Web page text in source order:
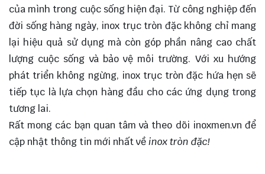
của mình trong cuộc sống hiện đại. Từ công nghiệp đến
đời sống hàng ngày, inox trục tròn đặc không chỉ mang
lại hiệu quả sử dụng mà còn góp phần nâng cao chất
lượng cuộc sống và bảo vệ môi trường. Với xu hướng
phát triển không ngừng, inox trục tròn đặc hứa hẹn sẽ
tiếp tục là lựa chọn hàng đầu cho các ứng dụng trong
tương lai.
Rất mong các bạn quan tâm và theo dõi inoxmen.vn để
cập nhật thông tin mới nhất vềinox tròn đặc!